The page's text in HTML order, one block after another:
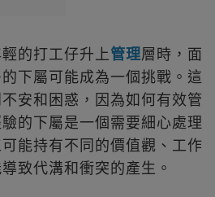
的打工仔升上管理層時，面
下屬可能成為一個挑戰。這
安和困惑，因為如何有效管
的下屬是一個需要細心處理
能持有不同的價值觀、工作
致代溝和衝突的產生。